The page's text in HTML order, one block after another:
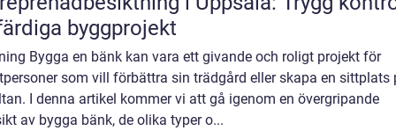
byggprojekt
Bygga en bänk kan vara ett givande och roligt projekt för
som vill förbättra sin trädgård eller skapa en sittplats
I denna artikel kommer vi att gå igenom en övergripande
av bygga bänk, de olika typer o...